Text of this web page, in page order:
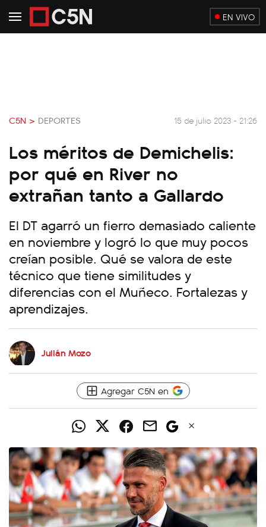
EN VIVO
C5N > DEPORTES 15 de julio 2023 - 21:26
Los méritos de Demichelis:
por qué en River no
extrañan tanto a Gallardo
El DT agarró un fierro demasiado caliente
en noviembre y logró lo que muy pocos
creían posible. Qué se valora de este
técnico que tiene similitudes y
diferencias con el Muñeco. Fortalezas y
aprendizajes.
Julián Mozo
Agregar C5N en